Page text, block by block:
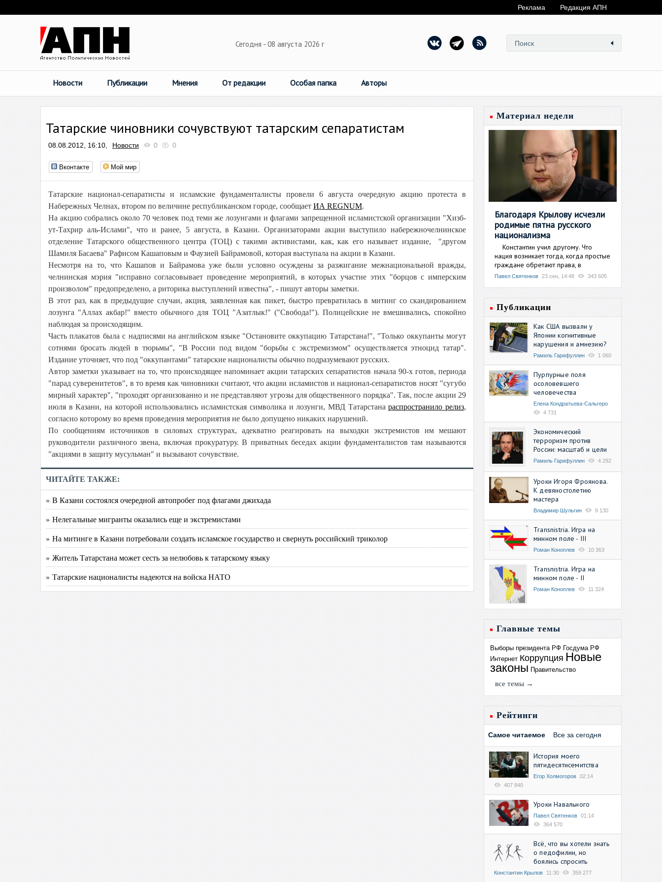
Реклама Редакция АПН
Сегодня - 08 августа 2026 г
Новости Публикации Мнения От редакции Особая папка Авторы
Татарские чиновники сочувствуют татарским сепаратистам
08.08.2012, 16:10, Новости 0 0
Вконтакте Мой мир
Татарские национал-сепаратисты и исламские фундаменталисты провели 6 августа очередную акцию протеста в
Набережных Челнах, втором по величине республиканском городе, сообщает ИА REGNUM.
На акцию собрались около 70 человек под теми же лозунгами и флагами запрещенной исламистской организации "Хизб-
ут-Тахрир аль-Ислами", что и ранее, 5 августа, в Казани. Организаторами акции выступило набережночелнинское
отделение Татарского общественного центра (ТОЦ) с такими активистами, как, как его называет издание, "другом
Шамиля Басаева" Рафисом Кашаповым и Фаузией Байрамовой, которая выступала на акции в Казани.
Несмотря на то, что Кашапов и Байрамова уже были условно осуждены за разжигание межнациональной вражды,
челнинская мэрия "исправно согласовывает проведение мероприятий, в которых участие этих "борцов с имперским
произволом" предопределено, а риторика выступлений известна", - пишут авторы заметки.
В этот раз, как в предыдущие случаи, акция, заявленная как пикет, быстро превратилась в митинг со скандированием
лозунга "Аллах акбар!" вместо обычного для ТОЦ "Азатлык!" ("Свобода!"). Полицейские не вмешивались, спокойно
наблюдая за происходящим.
Часть плакатов была с надписями на английском языке "Остановите оккупацию Татарстана!", "Только оккупанты могут
сотнями бросать людей в тюрьмы", "В России под видом "борьбы с экстремизмом" осуществляется этноцид татар".
Издание уточняет, что под "оккупантами" татарские националисты обычно подразумевают русских.
Автор заметки указывает на то, что происходящее напоминает акции татарских сепаратистов начала 90-х готов, периода
"парад суверенитетов", в то время как чиновники считают, что акции исламистов и национал-сепаратистов носят "сугубо
мирный характер", "проходят организованно и не представляют угрозы для общественного порядка". Так, после акции 29
июля в Казани, на которой использовались исламистская символика и лозунги, МВД Татарстанараспространило релиз,
согласно которому во время проведения мероприятия не было допущено никаких нарушений.
По сообщениям источников в силовых структурах, адекватно реагировать на выходки экстремистов им мешают
руководители различного звена, включая прокуратуру. В приватных беседах акции фундаменталистов там называются
"акциями в защиту мусульман" и вызывают сочувствие.
ЧИТАЙТЕ ТАКЖЕ:
» В Казани состоялся очередной автопробег под флагами джихада
» Нелегальные мигранты оказались еще и экстремистами
» На митинге в Казани потребовали создать исламское государство и свернуть российский триколор
» Житель Татарстана может сесть за нелюбовь к татарскому языку
» Татарские националисты надеются на войска НАТО
Материал недели
Благодаря Крылову исчезли
родимые пятна русского
национализма
Константин учил другому. Что
нация возникает тогда, когда простые
граждане обретают права, в
Павел Святенков 23 сен, 14:48 343 605
Публикации
Как США вызвали у
Японии когнитивные
нарушения и амнезию?
Рамиль Гарифуллин 1 060
Пурпурные поля
осоловевшего
человечества
Елена Кондратьева-Сальгеро
4 731
Экономический
терроризм против
России: масштаб и цели
Рамиль Гарифуллин 4 292
Уроки Игоря Фроянова.
К девяностолетию
мастера
Владимир Шульгин 9 130
Transnistria. Игра на
минном поле - III
Роман Коноплев 10 363
Transnistria. Игра на
минном поле - II
Роман Коноплев 11 324
Главные темы
Выборы президента РФ Госдума РФ
Интернет Коррупция Новые
законы Правительство
все темы →
Рейтинги
Самое читаемое Все за сегодня
История моего
пятидесятисемитства
Егор Холмогоров 02:14
407 840
Уроки Навального
Павел Святенков 01:14
364 570
Всё, что вы хотели знать
о педофилии, но
боялись спросить
Константин Крылов 11:30 359 277